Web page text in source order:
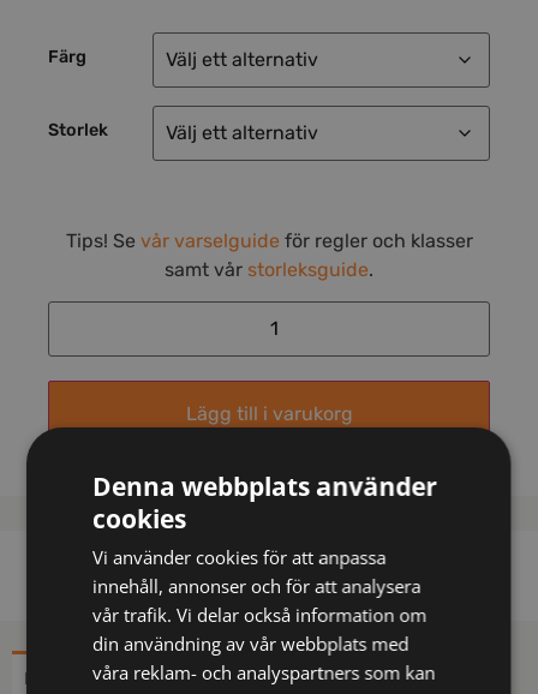
Färg
Storlek
Tips! Se vår varselguide för regler och klasser
samt vår storleksguide.
Lägg till i varukorg
BESKRIVNING YTTERLIGARE INFORMATION
Denna webbplats använder
cookies
Vi använder cookies för att anpassa
innehåll, annonser och för att analysera
vår trafik. Vi delar också information om
din användning av vår webbplats med
våra reklam- och analyspartners som kan